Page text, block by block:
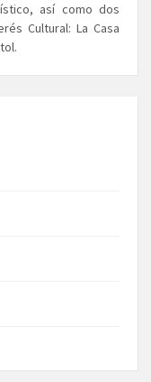
así como dos
Cultural: La Casa